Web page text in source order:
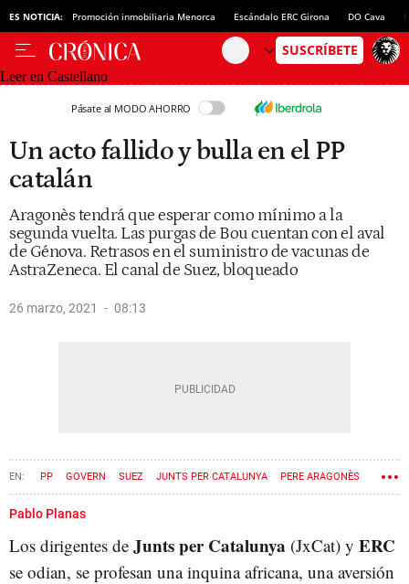
ES NOTICIA: Promoción inmobiliaria Menorca Escándalo ERC Girona DO Cava
Leer en Castellano
Pásate al MODO AHORRO
Un acto fallido y bulla en el PP
catalán
Aragonès tendrá que esperar como mínimo a la
segunda vuelta. Las purgas de Bou cuentan con el aval
de Génova. Retrasos en el suministro de vacunas de
AstraZeneca. El canal de Suez, bloqueado
26 marzo, 2021 08:13
PP GOVERN SUEZ JUNTS PER CATALUNYA PERE ARAGONÈS
CORONAVIRUS
Pablo Planas
Los dirigentes de Junts per Catalunya (JxCat) y ERC
se odian, se profesan una inquina africana, una aversión